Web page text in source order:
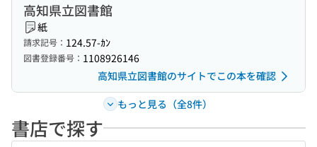
高知県立図書館
紙
請求記号： 124.57-ｶﾝ
図書登録番号： 1108926146
高知県立図書館のサイトでこの本を確認
もっと見る（全8件）
書店で探す